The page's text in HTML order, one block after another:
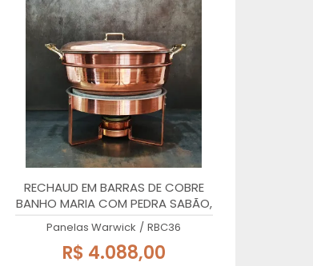
RECHAUD EM BARRAS DE COBRE
BANHO MARIA COM PEDRA SABÃO,
36x27cm, 8 Litros
Panelas Warwick / RBC36
R$ 4.088,00